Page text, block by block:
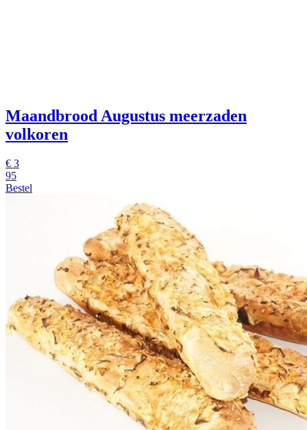
Maandbrood Augustus meerzaden
volkoren
€ 3
95
Bestel